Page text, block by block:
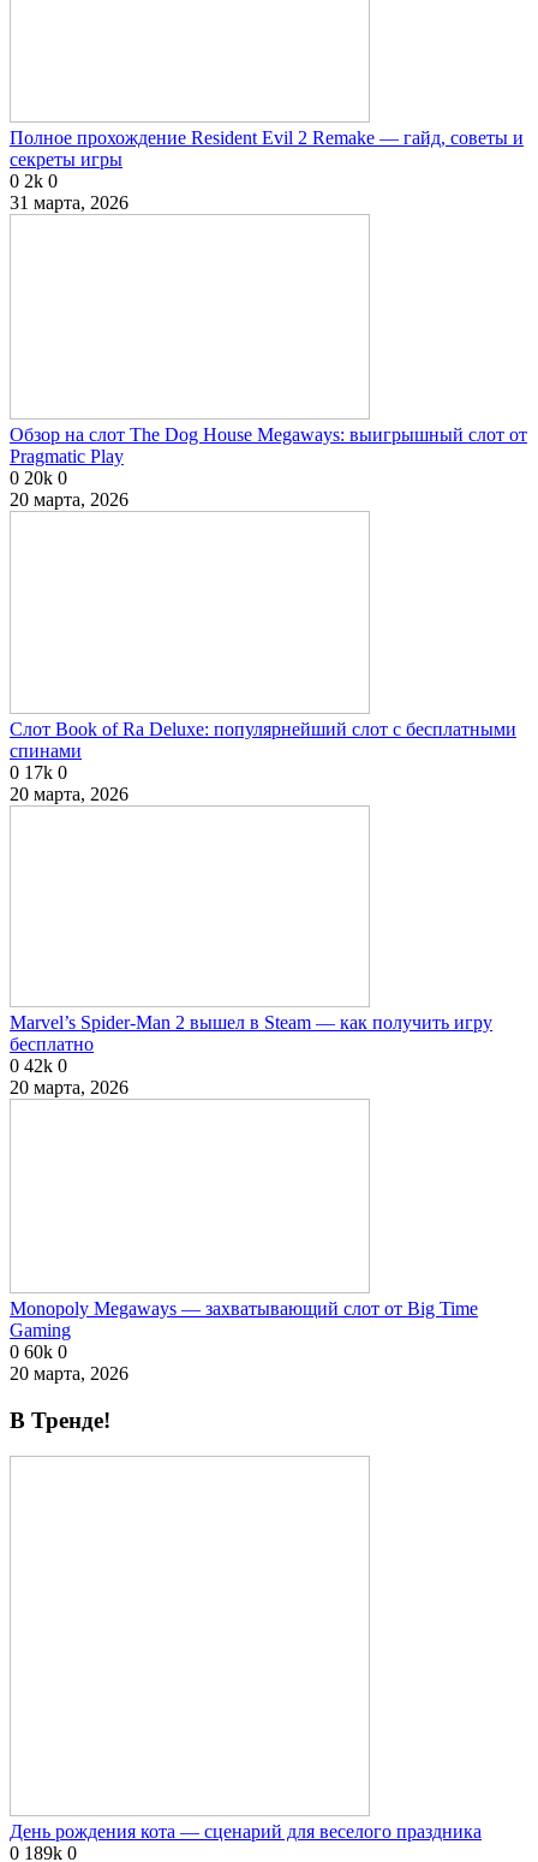
Полное прохождение Resident Evil 2 Remake — гайд, советы и
секреты игры
0 2k 0
31 марта, 2026
Обзор на слот The Dog House Megaways: выигрышный слот от
Pragmatic Play
0 20k 0
20 марта, 2026
Слот Book of Ra Deluxe: популярнейший слот с бесплатными
спинами
0 17k 0
20 марта, 2026
Marvel’s Spider-Man 2 вышел в Steam — как получить игру
бесплатно
0 42k 0
20 марта, 2026
Monopoly Megaways — захватывающий слот от Big Time
Gaming
0 60k 0
20 марта, 2026
В Тренде!
День рождения кота — сценарий для веселого праздника
0 189k 0